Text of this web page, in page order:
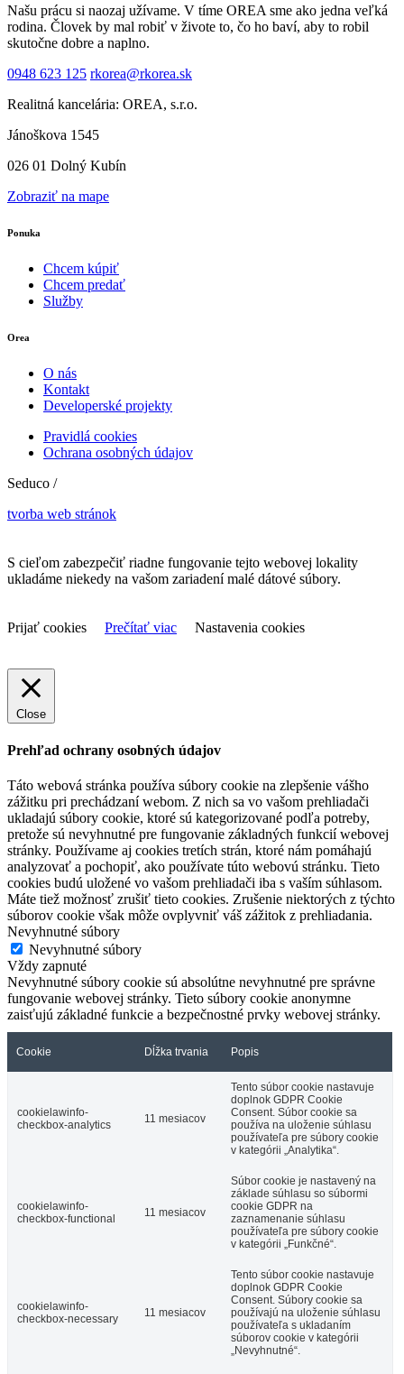
Našu prácu si naozaj užívame. V tíme OREA sme ako jedna veľká
rodina. Človek by mal robiť v živote to, čo ho baví, aby to robil
skutočne dobre a naplno.
0948 623 125 rkorea@rkorea.sk
Realitná kancelária: OREA, s.r.o.
Jánoškova 1545
026 01 Dolný Kubín
Zobraziť na mape
Ponuka
Chcem kúpiť
Chcem predať
Služby
Orea
O nás
Kontakt
Developerské projekty
Pravidlá cookies
Ochrana osobných údajov
Seduco /
tvorba web stránok
S cieľom zabezpečiť riadne fungovanie tejto webovej lokality
ukladáme niekedy na vašom zariadení malé dátové súbory.
Prijať cookies Prečítať viac Nastavenia cookies
Close
Prehľad ochrany osobných údajov
Táto webová stránka používa súbory cookie na zlepšenie vášho
zážitku pri prechádzaní webom. Z nich sa vo vašom prehliadači
ukladajú súbory cookie, ktoré sú kategorizované podľa potreby,
pretože sú nevyhnutné pre fungovanie základných funkcií webovej
stránky. Používame aj cookies tretích strán, ktoré nám pomáhajú
analyzovať a pochopiť, ako používate túto webovú stránku. Tieto
cookies budú uložené vo vašom prehliadači iba s vaším súhlasom.
Máte tiež možnosť zrušiť tieto cookies. Zrušenie niektorých z týchto
súborov cookie však môže ovplyvniť váš zážitok z prehliadania.
Nevyhnutné súbory
Nevyhnutné súbory
Vždy zapnuté
Nevyhnutné súbory cookie sú absolútne nevyhnutné pre správne
fungovanie webovej stránky. Tieto súbory cookie anonymne
zaisťujú základné funkcie a bezpečnostné prvky webovej stránky.
Cookie Dĺžka trvania Popis
cookielawinfo-
checkbox-analytics
11 mesiacov
Tento súbor cookie nastavuje
doplnok GDPR Cookie
Consent. Súbor cookie sa
používa na uloženie súhlasu
používateľa pre súbory cookie
v kategórii „Analytika“.
cookielawinfo-
checkbox-functional
11 mesiacov
Súbor cookie je nastavený na
základe súhlasu so súbormi
cookie GDPR na
zaznamenanie súhlasu
používateľa pre súbory cookie
v kategórii „Funkčné“.
cookielawinfo-
checkbox-necessary
11 mesiacov
Tento súbor cookie nastavuje
doplnok GDPR Cookie
Consent. Súbory cookie sa
používajú na uloženie súhlasu
používateľa s ukladaním
súborov cookie v kategórii
„Nevyhnutné“.